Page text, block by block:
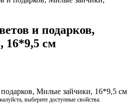
и подарков,
16*9,5 см
выберите доступные свойства.